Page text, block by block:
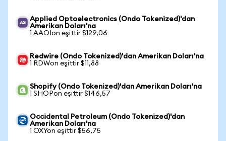
Applied Optoelectronics (Ondo Tokenized)'dan
Amerikan Doları'na
1 AAOIon eşittir $129,06
Redwire (Ondo Tokenized)'dan Amerikan Doları'na
1 RDWon eşittir $11,88
Shopify (Ondo Tokenized)'dan Amerikan Doları'na
1 SHOPon eşittir $146,57
Occidental Petroleum (Ondo Tokenized)'dan
Amerikan Doları'na
1 OXYon eşittir $56,75